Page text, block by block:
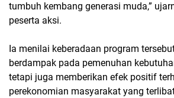
tumbuh kembang generasi muda,”
peserta aksi.
Ia menilai keberadaan program
berdampak pada pemenuhan
tetapi juga memberikan efek positif
perekonomian masyarakat yang